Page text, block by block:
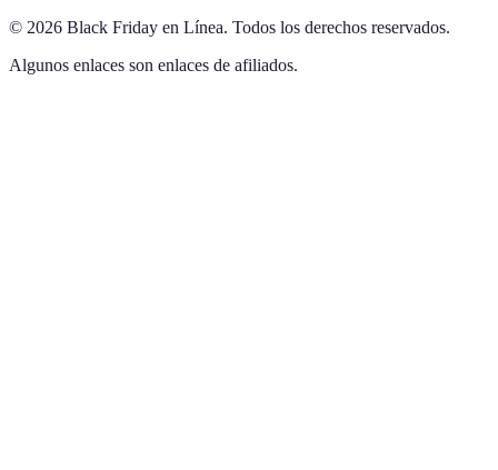
© 2026 Black Friday en Línea. Todos los derechos reservados.
Algunos enlaces son enlaces de afiliados.